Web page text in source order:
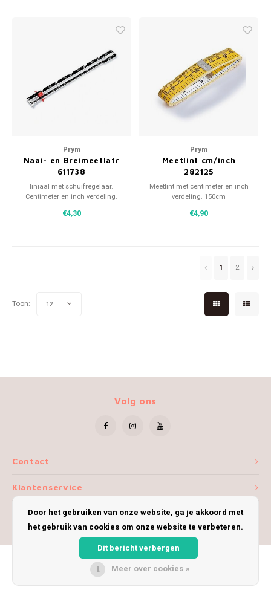
Prym
Naai- en Breimeetlatr
611738
liniaal met schuifregelaar.
Centimeter en inch verdeling.
€4,30
Prym
Meetlint cm/inch
282125
Meetlint met centimeter en inch
verdeling. 150cm
€4,90
1 2
Toon: 12
Contact
Volg ons
Klantenservice
Mijn account
Door het gebruiken van onze website, ga je akkoord met
het gebruik van cookies om onze website te verbeteren.
Dit bericht verbergen
Meer over cookies »